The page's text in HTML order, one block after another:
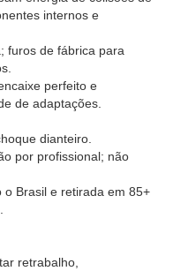
internos e
furos de fábrica para
perfeito e
de adaptações.
dianteiro.
por profissional; não
o Brasil e retirada em 85+
retrabalho,